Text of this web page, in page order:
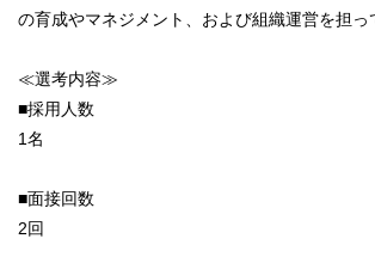
の育成やマネジメント、および組織運営を担っ
≪選考内容≫
■採用人数
1名
■面接回数
2回